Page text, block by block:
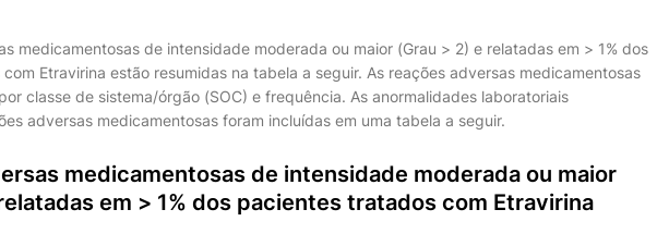
medicamentosas de intensidade moderada ou maior (Grau > 2) e relatadas em > 1% dos
Etravirina estão resumidas na tabela a seguir. As reações adversas medicamentosas
classe de sistema/órgão (SOC) e frequência. As anormalidades laboratoriais
adversas medicamentosas foram incluídas em uma tabela a seguir.
medicamentosas de intensidade moderada ou maior
em > 1% dos pacientes tratados com Etravirina